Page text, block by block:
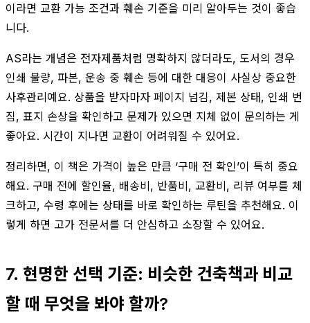
이라면 교환 가능 조건과 훼손 기준을 미리 알아두는 것이 좋습
니다.
AS라는 개념은 전자제품처럼 명확하지 않더라도, 도서의 경우
인쇄 불량, 파본, 운송 중 훼손 등에 대한 대응이 사실상 중요한
사후관리예요. 상품을 받자마자 페이지 넘김, 제본 상태, 인쇄 번
짐, 표지 손상을 확인하고 문제가 있으면 지체 없이 문의하는 게
좋아요. 시간이 지나면 교환이 어려워질 수 있어요.
정리하면, 이 책은 가격이 높은 만큼 ‘구매 전 확인’이 특히 중요
해요. 구매 전에 할인율, 배송비, 반품비, 교환비, 리뷰 여부를 체
크하고, 수령 후에는 상태를 바로 확인하는 루틴을 추천해요. 이
렇게 하면 고가 전문서를 더 안심하고 소장할 수 있어요.
7. 현명한 선택 기준: 비슷한 건축책과 비교
할 때 무엇을 봐야 할까?